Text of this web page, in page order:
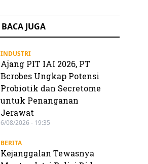
BACA JUGA
INDUSTRI
Ajang PIT IAI 2026, PT
Bcrobes Ungkap Potensi
Probiotik dan Secretome
untuk Penanganan
Jerawat
6/08/2026 - 19:35
BERITA
Kejanggalan Tewasnya